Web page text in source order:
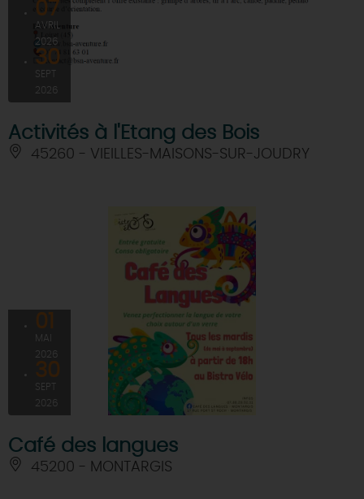
CETTE SEMAINE
TOUT L'AGENDA
07
AVRIL
2026
30
SEPT
2026
Activités à l'Etang des Bois
45260 - VIEILLES-MAISONS-SUR-JOUDRY
01
MAI
2026
30
SEPT
2026
Café des langues
45200 - MONTARGIS